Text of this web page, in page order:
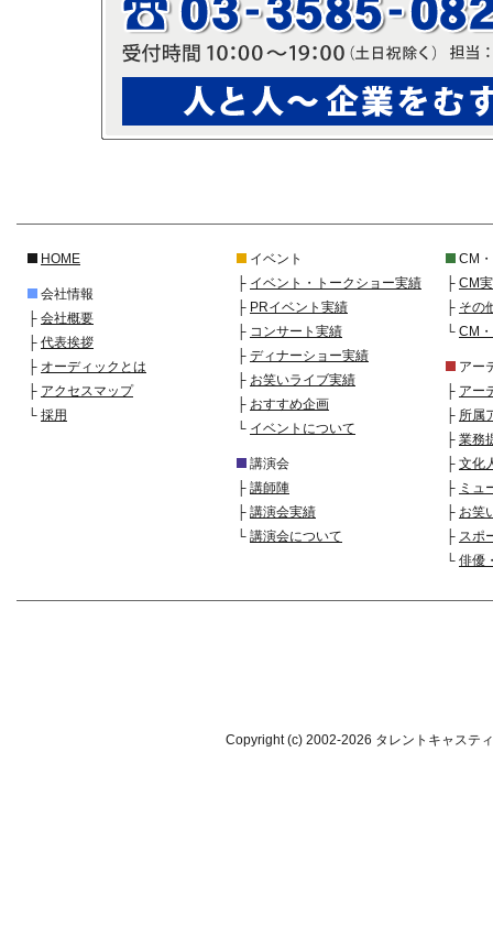
HOME
会社情報
├ 会社概要
├ 代表挨拶
├ オーディックとは
├ アクセスマップ
└ 採用
イベント
├ イベント・トークショー実績
├ PRイベント実績
├ コンサート実績
├ ディナーショー実績
├ お笑いライブ実績
├ おすすめ企画
└ イベントについて
講演会
├ 講師陣
├ 講演会実績
└ 講演会について
CM
├ CM
├ その
└ CM
アー
├ アー
├ 所属
├ 業務
├ 文化
├ ミュ
├ お笑
├ スポ
└ 俳優
Copyright (c) 2002-2026 タレントキャステ